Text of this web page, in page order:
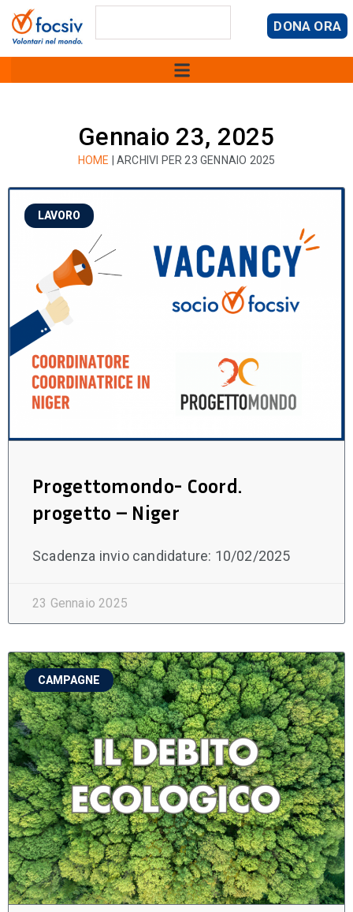
DONA ORA
Gennaio 23, 2025
HOME ARCHIVI PER 23 GENNAIO 2025
LAVORO
Progettomondo- Coord.
progetto – Niger
Scadenza invio candidature: 10/02/2025
23 Gennaio 2025
CAMPAGNE